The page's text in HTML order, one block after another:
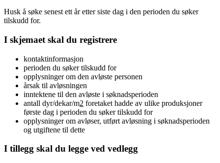
Husk å søke senest ett år etter siste dag i den perioden du søker
tilskudd for.
I skjemaet skal du registrere
kontaktinformasjon
perioden du søker tilskudd for
opplysninger om den avløste personen
årsak til avløsningen
inntektene til den avløste i søknadsperioden
antall dyr/dekar/m2 foretaket hadde av ulike produksjoner
første dag i perioden du søker tilskudd for
opplysninger om avløser, utført avløsning i søknadsperioden
og utgiftene til dette
I tillegg skal du legge ved vedlegg